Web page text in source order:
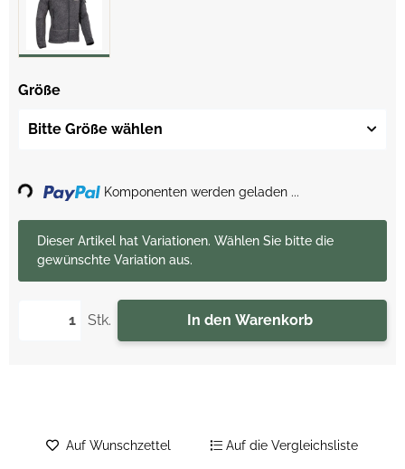
Größe
Bitte Größe wählen
Stk. In den Warenkorb
xDieser Artikel hat Variationen. Wählen Sie bitte die
gewünschte Variation aus.
Loading... Komponenten werden geladen ...
Auf Wunschzettel Auf die Vergleichsliste